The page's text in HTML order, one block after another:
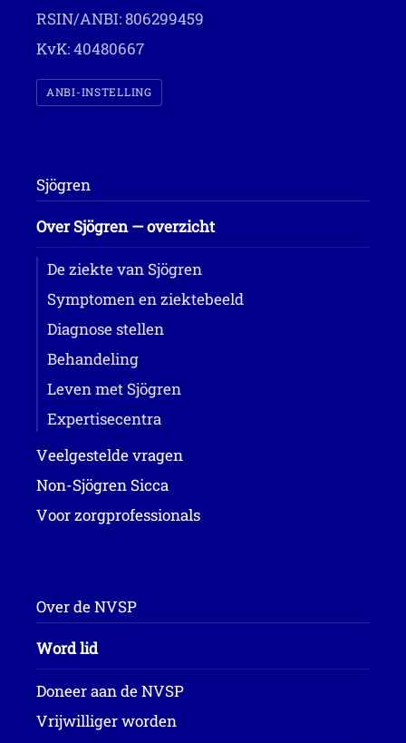
RSIN/ANBI: 806299459
KvK: 40480667
ANBI-INSTELLING
Sjögren
Over Sjögren — overzicht
De ziekte van Sjögren
Symptomen en ziektebeeld
Diagnose stellen
Behandeling
Leven met Sjögren
Expertisecentra
Veelgestelde vragen
Non-Sjögren Sicca
Voor zorgprofessionals
Over de NVSP
Word lid
Doneer aan de NVSP
Vrijwilliger worden